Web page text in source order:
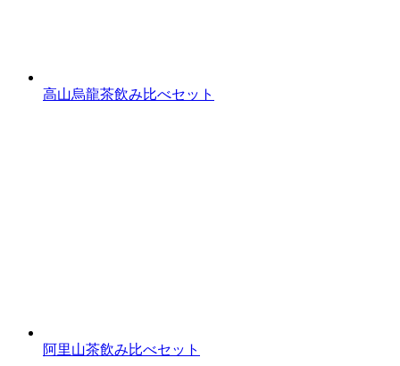
高山烏龍茶飲み比べセット
阿里山茶飲み比べセット